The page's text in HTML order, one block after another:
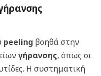
peeling βοηθά στην
γήρανσης, όπως οι
Η συστηματική